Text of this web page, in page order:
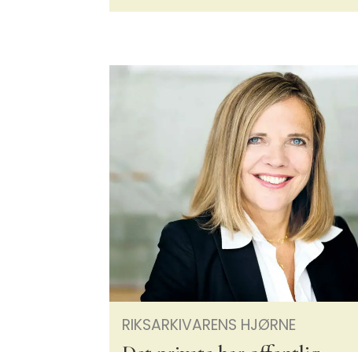
RIKSARKIVARENS HJØRNE